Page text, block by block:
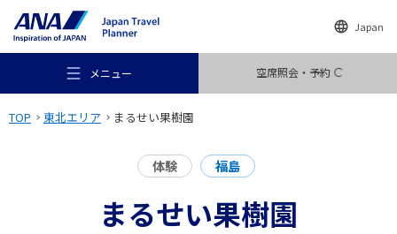
Japan
メニュー 空席照会・予約
おすすめの旅
TOP 東北エリア まるせい果樹園
体験 福島
まるせい果樹園